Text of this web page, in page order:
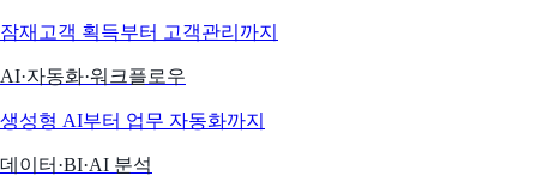
잠재고객 획득부터 고객관리까지
AI·자동화·워크플로우
생성형 AI부터 업무 자동화까지
데이터·BI·AI 분석